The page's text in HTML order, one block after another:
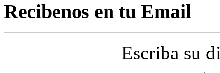
Recibenos en tu Email
Escriba su